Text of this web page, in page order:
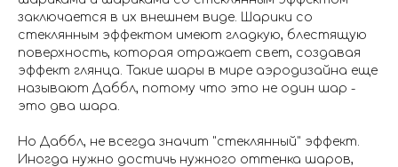
заключается в их внешнем виде. Шарики со
стеклянным эффектом имеют гладкую, блестящую
поверхность, которая отражает свет, создавая
эффект глянца. Такие шары в мире аэродизайна еще
называют Даббл, потому что это не один шар -
это два шара.
Но Даббл, не всегда значит "стеклянный" эффект.
Иногда нужно достичь нужного оттенка шаров,